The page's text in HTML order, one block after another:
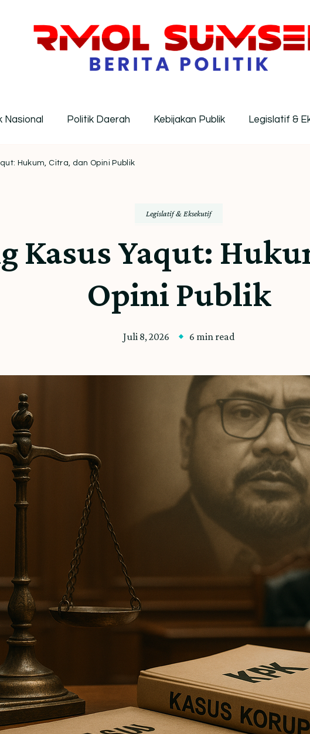
Nasional Politik Daerah Kebijakan Publik Legislatif &
Hukum, Citra, dan Opini Publik
Legislatif & Eksekutif
Kasus Yaqut:
Opini Publik
Juli 8, 2026 6 min read